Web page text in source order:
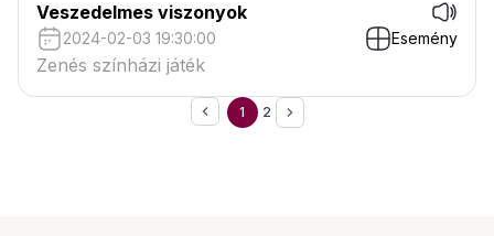
Veszedelmes viszonyok
2024-02-03 19:30:00 Esemény
Zenés színházi játék
1 2